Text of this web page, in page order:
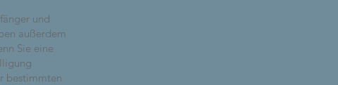
und
außerdem
Sie eine
bestimmten